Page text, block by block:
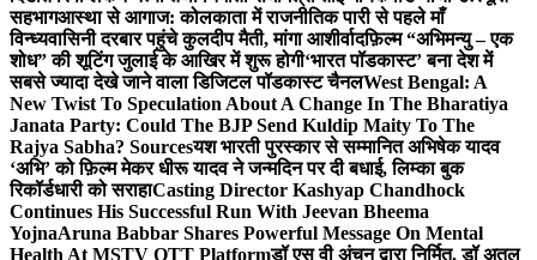
सहभागआस्था से आगाज: कोलकाता में राजनीतिक पारी से पहले माँ
विन्ध्यवासिनी दरबार पहुंचे कुलदीप मैती, मांगा आशीर्वादफ़िल्म “अभिमन्यु – एक
शोध” की शूटिंग जुलाई के आखिर में शुरू होगी‘भारत पॉडकास्ट’ बना देश में
सबसे ज्यादा देखे जाने वाला डिजिटल पॉडकास्ट चैनलWest Bengal: A
New Twist To Speculation About A Change In The Bharatiya
Janata Party: Could The BJP Send Kuldip Maity To The
Rajya Sabha? Sourcesयश भारती पुरस्कार से सम्मानित अभिषेक यादव
‘अभि’ को फ़िल्म मेकर धीरू यादव ने जन्मदिन पर दी बधाई, लिम्का बुक
रिकॉर्डधारी को सराहाCasting Director Kashyap Chandhock
Continues His Successful Run With Jeevan Bheema
YojnaAruna Babbar Shares Powerful Message On Mental
Health At MSTV OTT Platformडॉ एस वी अंचन द्वारा निर्मित, डॉ अतुल